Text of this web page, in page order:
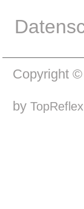
Copyright
by TopReflex